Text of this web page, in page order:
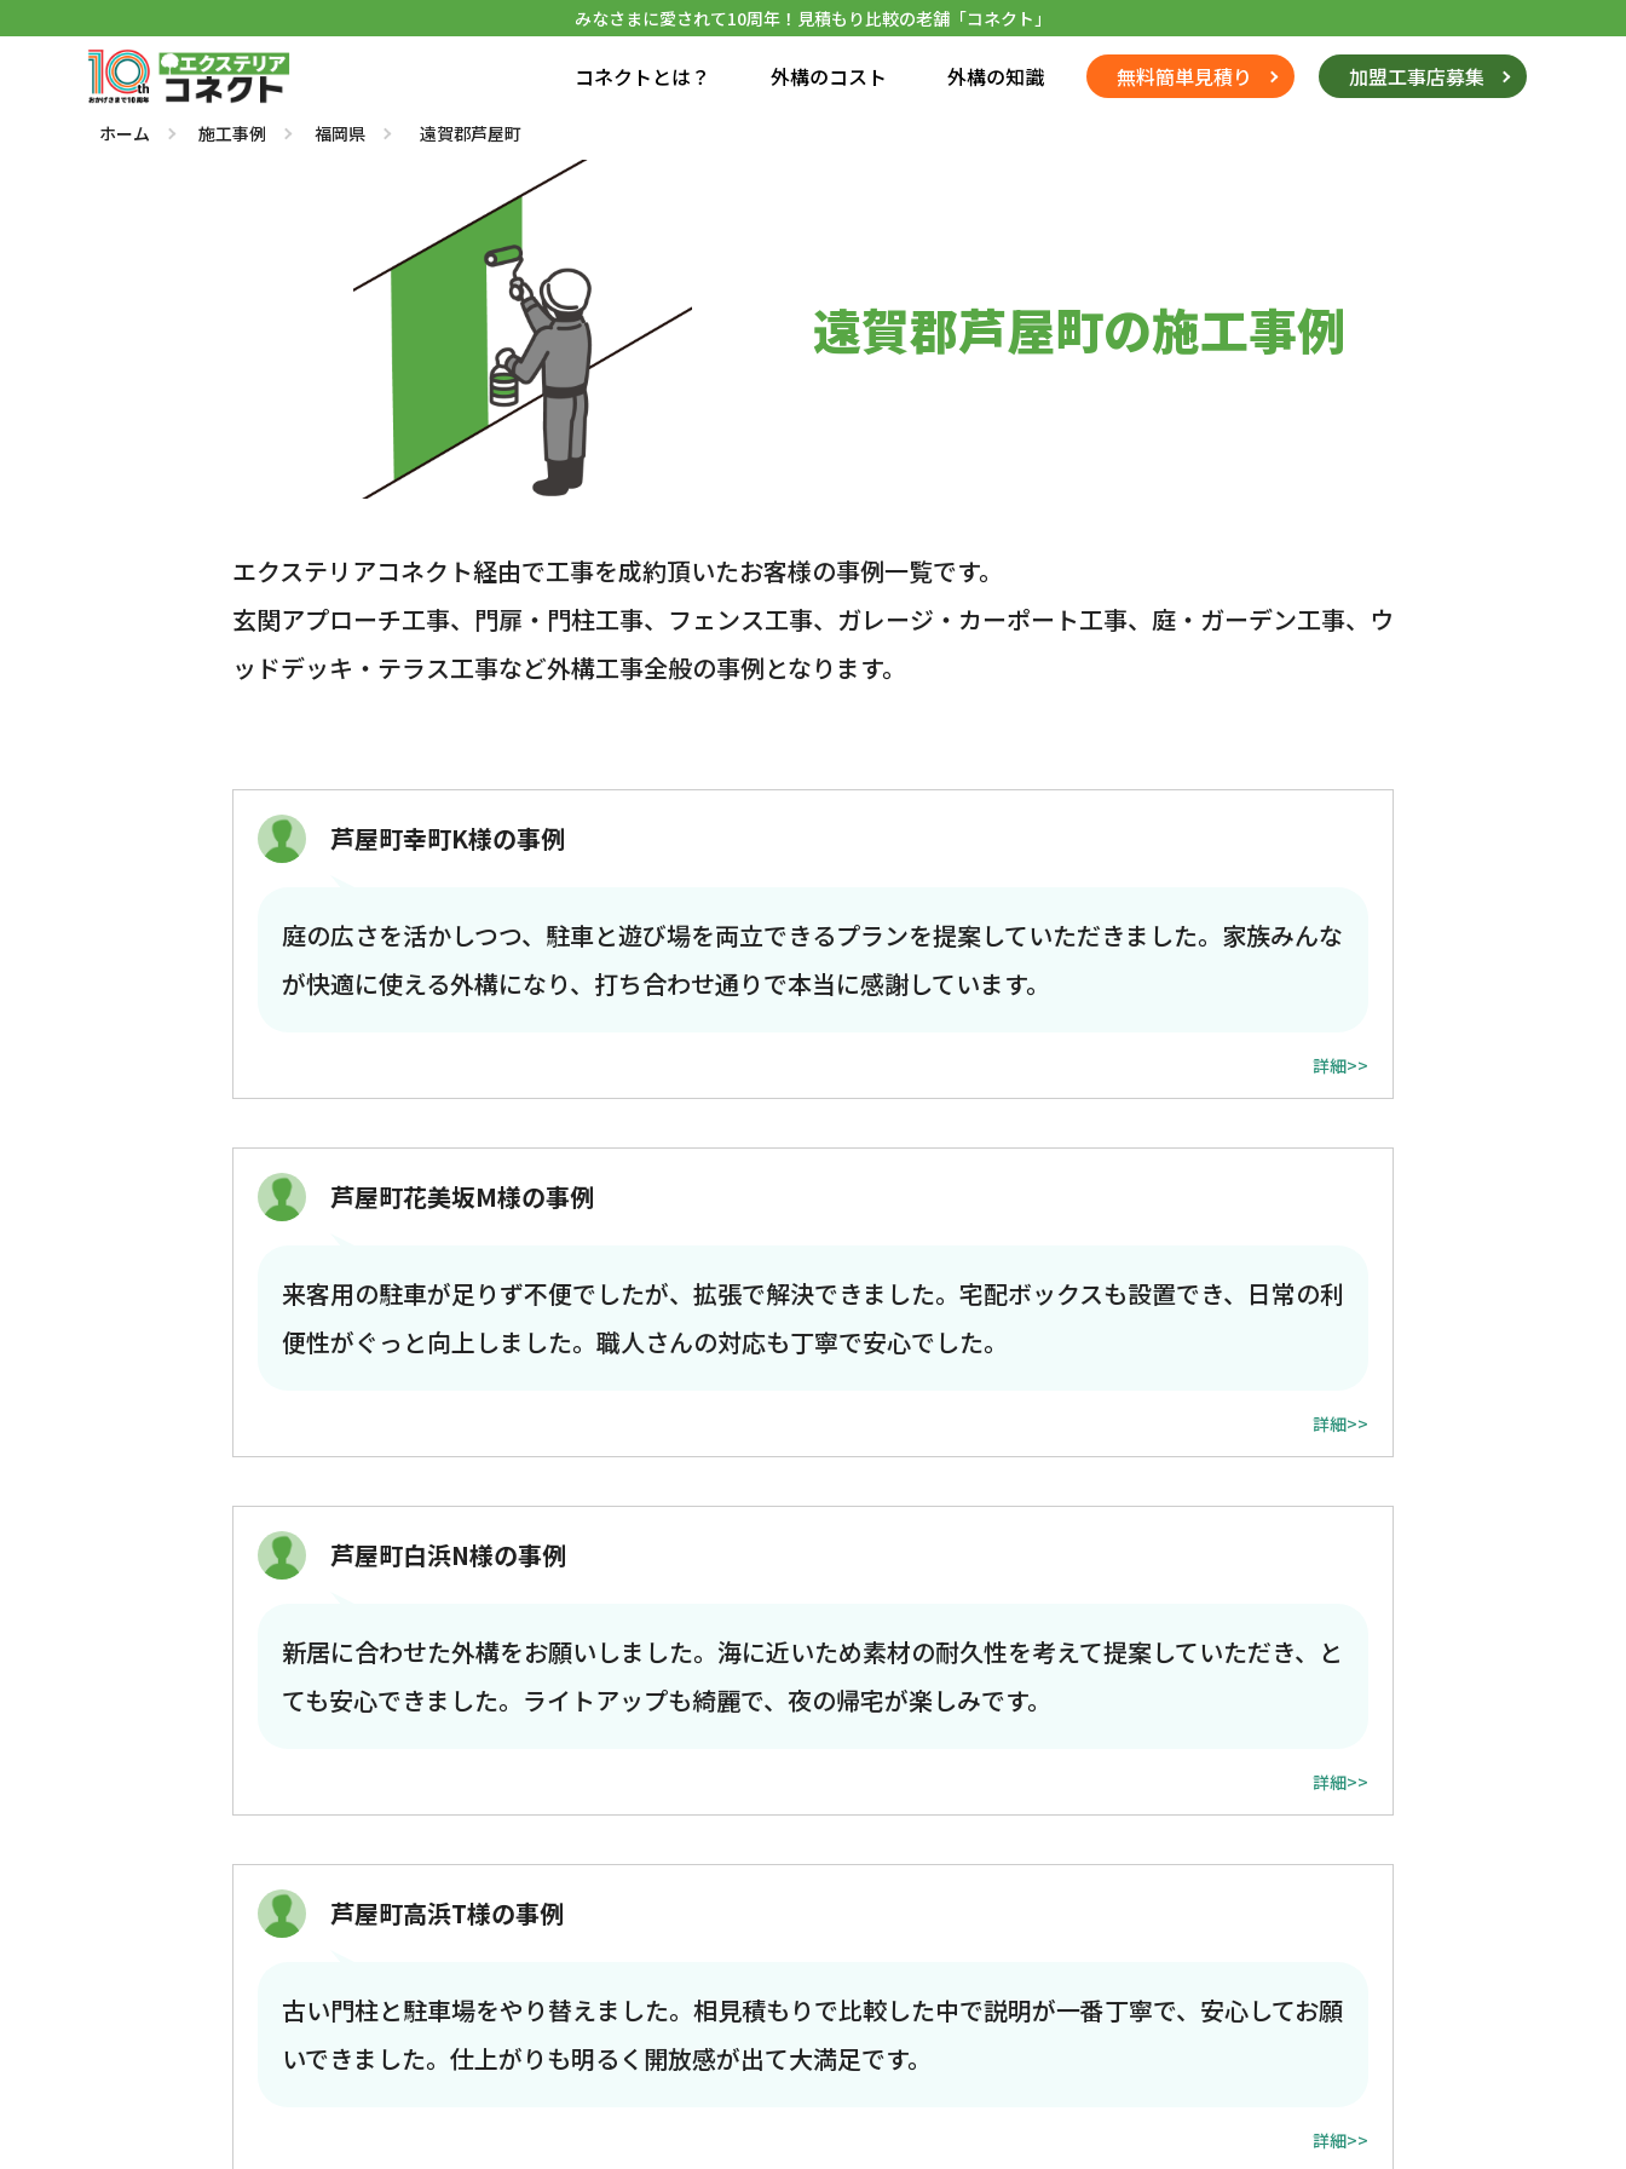
みなさまに愛されて10周年！見積もり比較の老舗「コネクト」
コネクトとは？ 外構のコスト 外構の知識 無料簡単見積り 加盟工事店募集
ホーム 施工事例 福岡県 遠賀郡芦屋町
遠賀郡芦屋町の施工事例
エクステリアコネクト経由で工事を成約頂いたお客様の事例一覧です。
玄関アプローチ工事、門扉・門柱工事、フェンス工事、ガレージ・カーポート工事、庭・ガーデン工事、ウ
ッドデッキ・テラス工事など外構工事全般の事例となります。
芦屋町幸町K様の事例
庭の広さを活かしつつ、駐車と遊び場を両立できるプランを提案していただきました。家族みんな
が快適に使える外構になり、打ち合わせ通りで本当に感謝しています。
詳細>>
芦屋町花美坂M様の事例
来客用の駐車が足りず不便でしたが、拡張で解決できました。宅配ボックスも設置でき、日常の利
便性がぐっと向上しました。職人さんの対応も丁寧で安心でした。
詳細>>
芦屋町白浜N様の事例
新居に合わせた外構をお願いしました。海に近いため素材の耐久性を考えて提案していただき、と
ても安心できました。ライトアップも綺麗で、夜の帰宅が楽しみです。
詳細>>
芦屋町高浜T様の事例
古い門柱と駐車場をやり替えました。相見積もりで比較した中で説明が一番丁寧で、安心してお願
いできました。仕上がりも明るく開放感が出て大満足です。
詳細>>